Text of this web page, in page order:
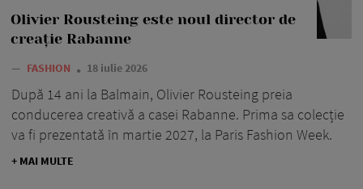
Olivier Rousteing este noul director de
creație Rabanne
— FASHION 18 iulie 2026
După 14 ani la Balmain, Olivier Rousteing preia
conducerea creativă a casei Rabanne. Prima sa colecție
va fi prezentată în martie 2027, la Paris Fashion Week.
+ MAI MULTE